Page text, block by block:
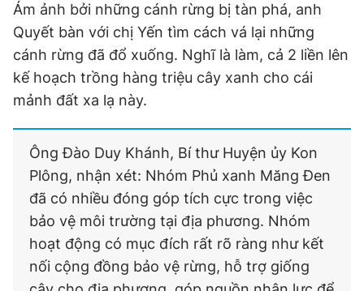
Ám ảnh bởi những cánh rừng bị tàn phá, anh
Quyết bàn với chị Yến tìm cách vá lại những
cánh rừng đã đổ xuống. Nghĩ là làm, cả 2 liền lên
kế hoạch trồng hàng triệu cây xanh cho cái
mảnh đất xa lạ này.
Ông Đào Duy Khánh, Bí thư Huyện ủy Kon
Plông, nhận xét: Nhóm Phủ xanh Măng Đen
đã có nhiều đóng góp tích cực trong việc
bảo vệ môi trường tại địa phương. Nhóm
hoạt động có mục đích rất rõ ràng như kết
nối cộng đồng bảo vệ rừng, hỗ trợ giống